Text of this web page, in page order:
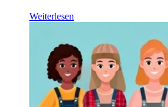
Weiterlesen